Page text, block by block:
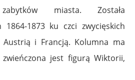
zabytków miasta. Została
1873 ku czci zwycięskich
i Francją. Kolumna ma
jest figurą Wiktorii,